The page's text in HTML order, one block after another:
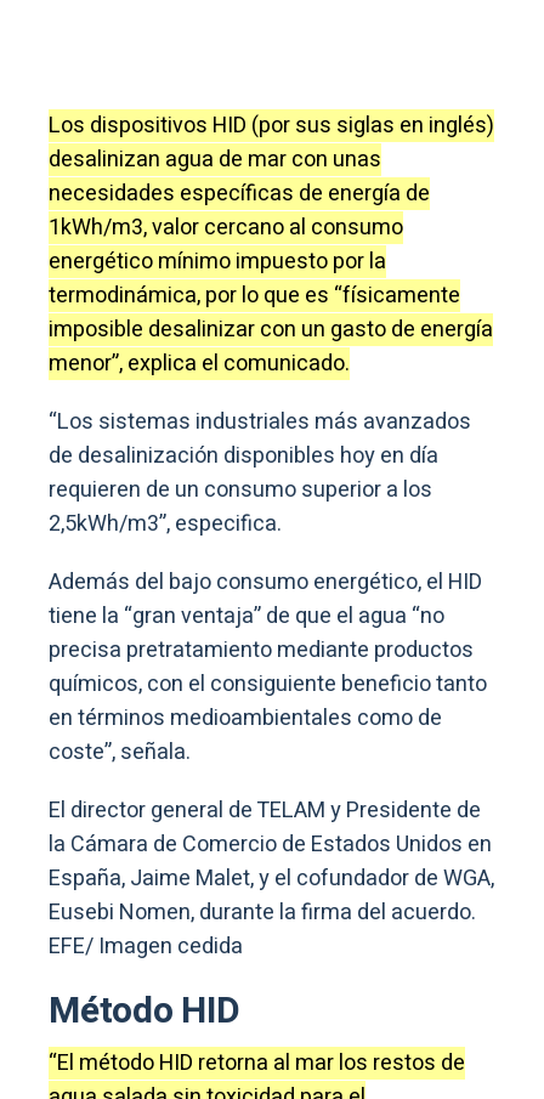
Los dispositivos HID (por sus siglas en inglés)
desalinizan agua de mar con unas
necesidades específicas de energía de
1kWh/m3, valor cercano al consumo
energético mínimo impuesto por la
termodinámica, por lo que es “físicamente
imposible desalinizar con un gasto de energía
menor”, explica el comunicado.
“Los sistemas industriales más avanzados
de desalinización disponibles hoy en día
requieren de un consumo superior a los
2,5kWh/m3”, especifica.
Además del bajo consumo energético, el HID
tiene la “gran ventaja” de que el agua “no
precisa pretratamiento mediante productos
químicos, con el consiguiente beneficio tanto
en términos medioambientales como de
coste”, señala.
El director general de TELAM y Presidente de
la Cámara de Comercio de Estados Unidos en
España, Jaime Malet, y el cofundador de WGA,
Eusebi Nomen, durante la firma del acuerdo.
EFE/ Imagen cedida
Método HID
“El método HID retorna al mar los restos de